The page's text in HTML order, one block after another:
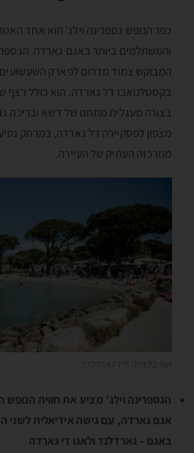
כפר הנופש גספרינה וילג' הוא אחד
והמשתלמים ביותר באגם גארדה.
המבוקש צמוד מדרום לפארק השעשועים
בקסטלנואבו דל גארדה. הוא כולל רצף
בצורה מעגלית מתחם של דשא ובריכה
מצפון לפסקיירה דל גארדה, במרחק
ממרכזה העתיק של העיירה.
הגספרינה וילג' מציע את חווית
אגם גארדה, עם גישה אידיאלית לשני
באגם – גארדלנד ולאגו די גארדה